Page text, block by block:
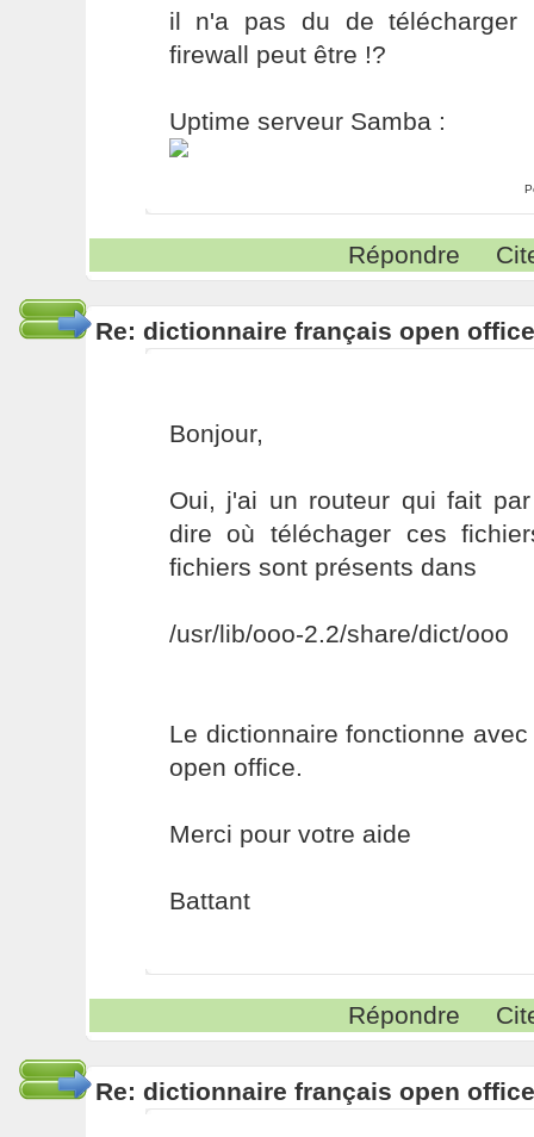
il n'a pas du de télécharger
firewall peut être !?
Uptime serveur Samba :
Répondre
Re: dictionnaire français open
Bonjour,
Oui, j'ai un routeur qui fait
dire où téléchager ces
fichiers sont présents dans
/usr/lib/ooo-2.2/share/dict/ooo
Le dictionnaire fonctionne
open office.
Merci pour votre aide
Battant
Répondre
Re: dictionnaire français open